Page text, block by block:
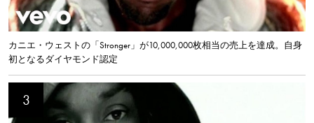
カニエ・ウェストの「Stronger」が10,000,000枚相当の売上を達成。自身
初となるダイヤモンド認定